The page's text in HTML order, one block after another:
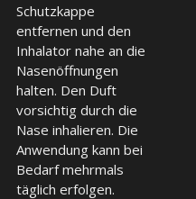
Schutzkappe
entfernen und den
Inhalator nahe an die
Nasenöffnungen
halten. Den Duft
vorsichtig durch die
Nase inhalieren. Die
Anwendung kann bei
Bedarf mehrmals
täglich erfolgen.